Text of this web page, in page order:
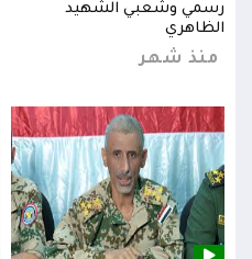
رسمي وشعبي الشهيد
الظاهري
منذ شهر